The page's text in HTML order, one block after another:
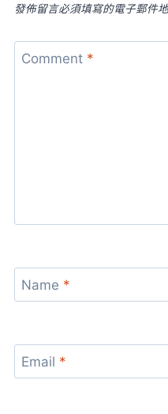
發佈留言必須填寫的電子郵件
Comment *
Name *
Email *